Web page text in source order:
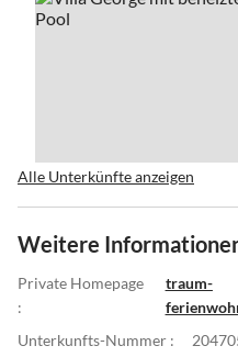
Alle Unterkünfte anzeigen
Weitere
Private Homepage
:
traum-
Unterkunfts-Nummer :